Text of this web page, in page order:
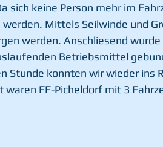
sich keine Person mehr im
werden. Mittels Seilwinde und
werden. Anschliesend
Betriebsmittel
Stunde konnten wir wieder ins
waren FF-Picheldorf mit 3